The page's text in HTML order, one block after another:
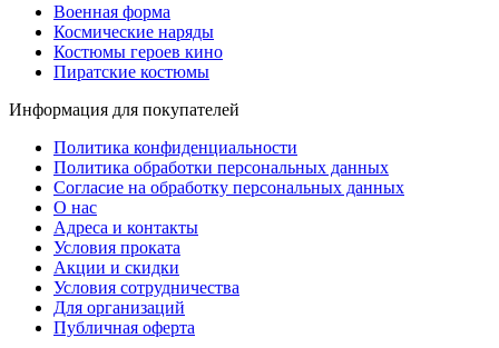
Военная форма
Космические наряды
Костюмы героев кино
Пиратские костюмы
Информация для покупателей
Политика конфиденциальности
Политика обработки персональных данных
Согласие на обработку персональных данных
О нас
Адреса и контакты
Условия проката
Акции и скидки
Условия сотрудничества
Для организаций
Публичная оферта